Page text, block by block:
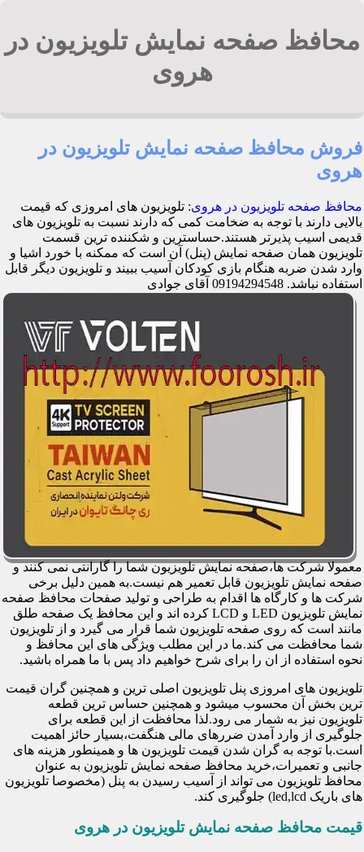
محافظ صفحه نمایش تلویزیون در
هروی
فروش محافظ صفحه نمایش تلویزیون در
هروی
محافظ صفحه تلویزیون در هروی: تلویزیون های امروزی که قیمت
بالایی دارند با توجه به ضخامت کمی که دارند نسبت به تلویزیون های
قدیمی اسیب پذیرتر هستند.حساسترین و شکننده ترین قسمت
تلویزیون همان صفحه نمایش (پنل) آن است که ممکنه با خورد اشیا و
وارد شدن ضربه هنگام بازی کودکان آسیب ببیند و تلویزیون دیگر قابل
استفاده نباشد. 09194294548 آقای جوادی
معمولا شرکت ها،صفحه نمایش تلویزیون شما را گارانتی نمی کنند و
صفحه نمایش تلویزیون قابل تعمیر هم نیست.به همین دلیل برخی
شرکت ها و کارگاه ها اقدام به طراحی و تولید صفحات محافظ صفحه
نمایش تلویزیون LED و LCD کرده اند و این محافظ یک صفحه طلق
مانند است که روی صفحه تلویزیون شما قرار می گیرد و از تلویزیون
شما محافظت می کند.ما در این مطلب ویژگی های این محافظ و
نحوه استفاده از ان را برای شرح خواهیم داد پس با ما همراه باشید.
تلویزیون های امروزی پنل تلویزیون اصلی ترین و همچنین گران قیمت
ترین بخش آن محسوب میشود و همچنین حساس ترین قطعه
تلویزیون نیز به شمار می رود.لذا محافظت از این قطعه برای
جلوگیری از وارد آمدن ضررهای مالی هنگفت،بسیار حائز اهمیت
است.با توجه به گران شدن قیمت تلویزیون ها و همینطور هزینه های
جانبی و تعمیرات،خرید محافظ صفحه نمایش تلویزیون به عنوان
محافظ تلویزیون می تواند از آسیب رسیدن به پنل (مخصوصا تلویزیون
های باریک led,lcd) جلوگیری کند.
قیمت محافظ صفحه نمایش تلویزیون در هروی